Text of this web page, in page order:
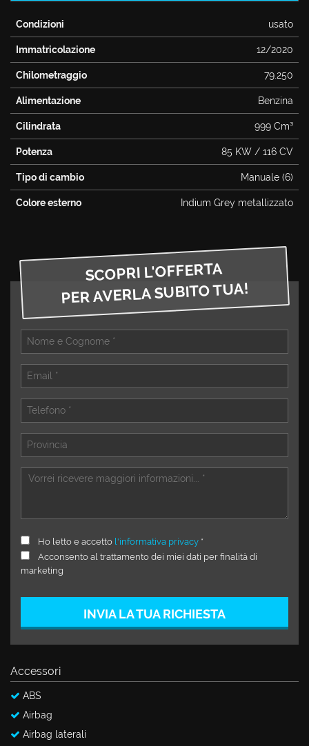
Condizioni usato
Immatricolazione 12/2020
Chilometraggio 79.250
Alimentazione Benzina
Cilindrata 999 Cm³
Potenza 85 KW / 116 CV
Tipo di cambio Manuale (6)
Colore esterno Indium Grey metallizzato
SCOPRI L'OFFERTA
PER AVERLA SUBITO TUA!
Ho letto e accetto l'informativa privacy *
Acconsento al trattamento dei miei dati per finalità di
marketing
INVIA LA TUA RICHIESTA
Accessori
ABS
Airbag
Airbag laterali
strumenti
di
tracciamento
rimanda
alla
policy.
Puoi
rivedere
e
modificare
le
tue
momento.
Cookie necessari
Cookie delle preferenze
Cookie per il miglioramento dell'esperienza utente
Cookie analitici
Leggi
la
policy
Salva